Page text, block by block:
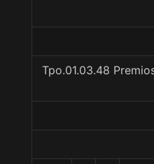
Tpo.01.03.48